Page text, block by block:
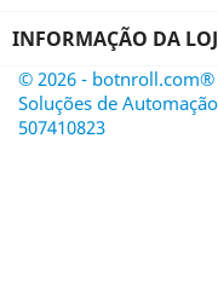
INFORMAÇÃO DA
© 2026 - botnroll.com®
Soluções de
507410823